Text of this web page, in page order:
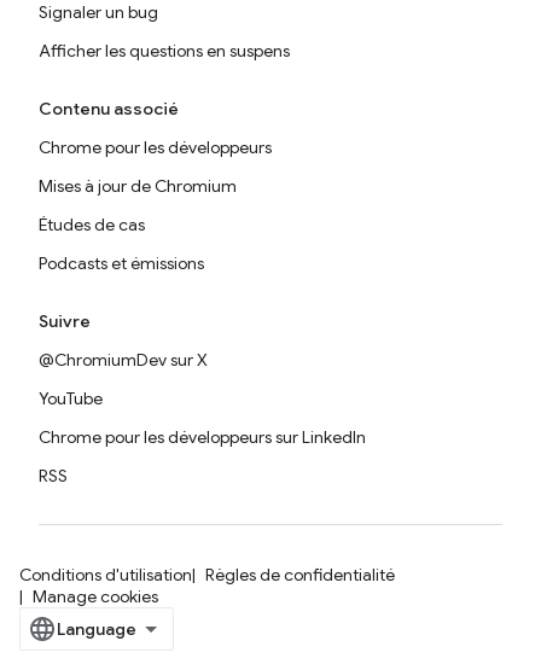
Signaler un bug
Afficher les questions en suspens
Contenu associé
Chrome pour les développeurs
Mises à jour de Chromium
Études de cas
Podcasts et émissions
Suivre
@ChromiumDev sur X
YouTube
Chrome pour les développeurs sur LinkedIn
RSS
Conditions d'utilisation
Règles de confidentialité
Manage cookies